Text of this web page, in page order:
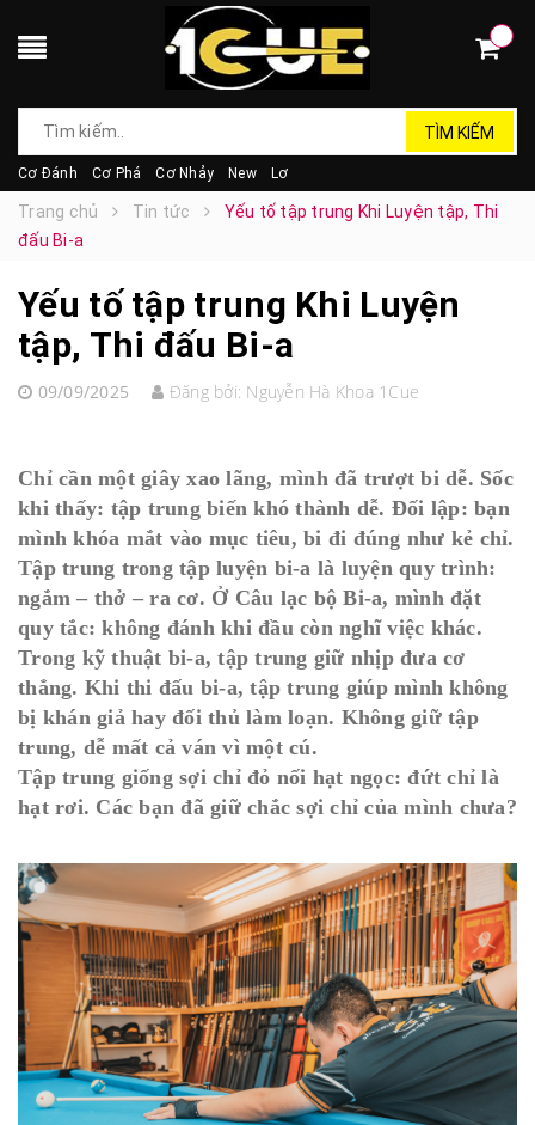
TÌM KIẾM
Cơ Đánh Cơ Phá Cơ Nhảy New Lơ
Trang chủ Tin tức
Yếu tố tập trung Khi Luyện tập, Thi
đấu Bi-a
Yếu tố tập trung Khi Luyện
tập, Thi đấu Bi-a
09/09/2025 Đăng bởi: Nguyễn Hà Khoa 1Cue
Chỉ cần một giây xao lãng, mình đã trượt bi dễ. Sốc
khi thấy: tập trung biến khó thành dễ. Đối lập: bạn
mình khóa mắt vào mục tiêu, bi đi đúng như kẻ chỉ.
Tập trung trong tập luyện bi-a là luyện quy trình:
ngắm – thở – ra cơ. Ở Câu lạc bộ Bi-a, mình đặt
quy tắc: không đánh khi đầu còn nghĩ việc khác.
Trong kỹ thuật bi-a, tập trung giữ nhịp đưa cơ
thẳng. Khi thi đấu bi-a, tập trung giúp mình không
bị khán giả hay đối thủ làm loạn. Không giữ tập
trung, dễ mất cả ván vì một cú.
Tập trung giống sợi chỉ đỏ nối hạt ngọc: đứt chỉ là
hạt rơi. Các bạn đã giữ chắc sợi chỉ của mình chưa?